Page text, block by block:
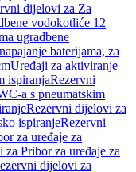
dijelovi za Za
vodokotliće 12
ugradbene
baterijama, za
Uređaji za aktiviranje
ispiranjaRezervni
a s pneumatskim
Rezervni dijelovi za
ispiranjeRezervni
za uređaje za
Pribor za uređaje za
dijelovi za